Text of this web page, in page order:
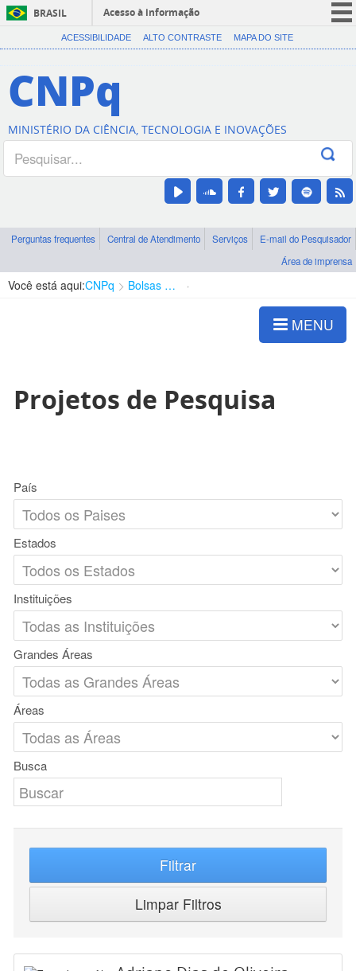
BRASIL
Acesso à informação
CORONAVÍRUS (COVID-19)
Canais
ACESSIBILIDADE ALTO CONTRASTE MAPA DO SITE
CNPq
MINISTÉRIO DA CIÊNCIA, TECNOLOGIA E INOVAÇÕES
Perguntas frequentes Central de Atendimento Serviços
E-mail do Pesquisador
Área de imprensa
Você está aqui:CNPq Bolsas e Auxílios Vigentes
MENU
Projetos de Pesquisa
País
Estados
Instituições
Grandes Áreas
Áreas
Busca
Filtrar
Limpar Filtros